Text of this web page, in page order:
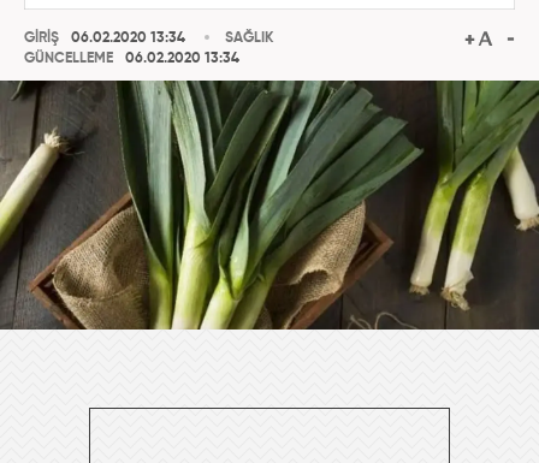
GİRİŞ
06.02.2020 13:34
GÜNCELLEME
06.02.2020 13:34
SAĞLIK